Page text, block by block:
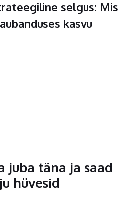
selgus: Mis
kasvu
juba täna ja saad
hüvesid